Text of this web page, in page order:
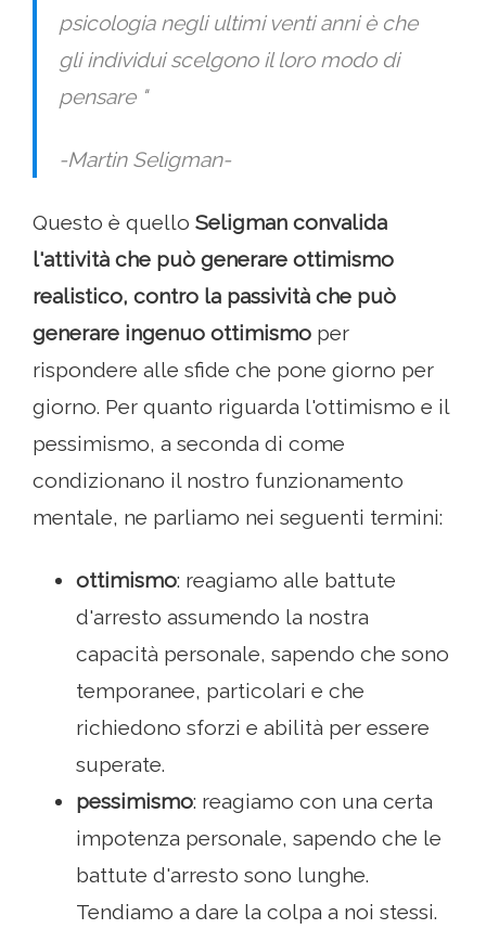
psicologia negli ultimi venti anni è che
gli individui scelgono il loro modo di
pensare "
-Martin Seligman-
Questo è quello Seligman convalida
l'attività che può generare ottimismo
realistico, contro la passività che può
generare ingenuo ottimismo per
rispondere alle sfide che pone giorno per
giorno. Per quanto riguarda l'ottimismo e il
pessimismo, a seconda di come
condizionano il nostro funzionamento
mentale, ne parliamo nei seguenti termini:
ottimismo: reagiamo alle battute
d'arresto assumendo la nostra
capacità personale, sapendo che sono
temporanee, particolari e che
richiedono sforzi e abilità per essere
superate.
pessimismo: reagiamo con una certa
impotenza personale, sapendo che le
battute d'arresto sono lunghe.
Tendiamo a dare la colpa a noi stessi.